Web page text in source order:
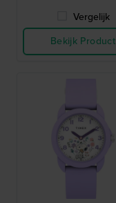
Vergelijk
Bekijk Product